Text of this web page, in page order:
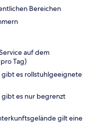
Bereichen
auf dem
Tag)
es rollstuhlgeeignete
es nur begrenzt
gilt eine